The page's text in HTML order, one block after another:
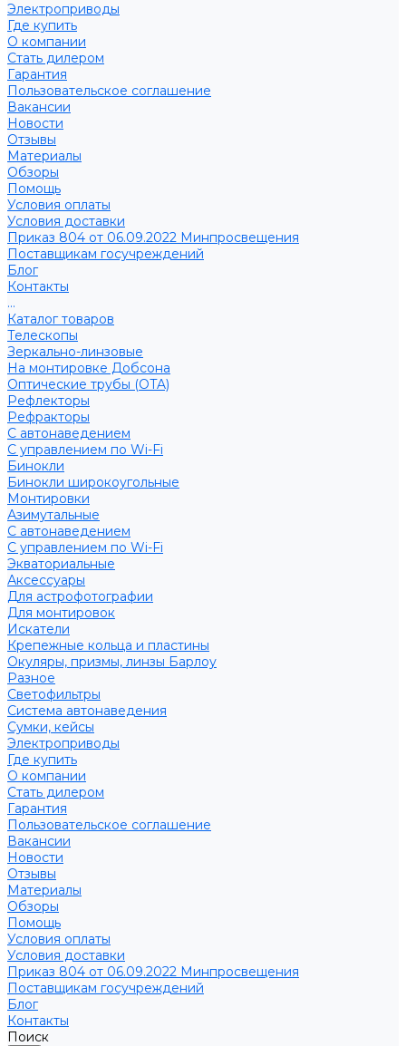
Электроприводы
Где купить
О компании
Стать дилером
Гарантия
Пользовательское соглашение
Вакансии
Новости
Отзывы
Материалы
Обзоры
Помощь
Условия оплаты
Условия доставки
Приказ 804 от 06.09.2022 Минпросвещения
Поставщикам госучреждений
Блог
Контакты
...
Каталог товаров
Телескопы
Зеркально-линзовые
На монтировке Добсона
Оптические трубы (OTA)
Рефлекторы
Рефракторы
С автонаведением
С управлением по Wi-Fi
Бинокли
Бинокли широкоугольные
Монтировки
Азимутальные
С автонаведением
С управлением по Wi-Fi
Экваториальные
Аксессуары
Для астрофотографии
Для монтировок
Искатели
Крепежные кольца и пластины
Окуляры, призмы, линзы Барлоу
Разное
Светофильтры
Система автонаведения
Сумки, кейсы
Электроприводы
Где купить
О компании
Стать дилером
Гарантия
Пользовательское соглашение
Вакансии
Новости
Отзывы
Материалы
Обзоры
Помощь
Условия оплаты
Условия доставки
Приказ 804 от 06.09.2022 Минпросвещения
Поставщикам госучреждений
Блог
Контакты
Поиск